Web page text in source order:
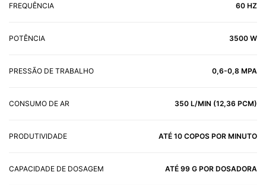
FREQUÊNCIA 60 HZ
POTÊNCIA 3500 W
PRESSÃO DE TRABALHO 0,6-0,8 MPA
CONSUMO DE AR 350 L/MIN (12,36 PCM)
PRODUTIVIDADE ATÉ 10 COPOS POR MINUTO
CAPACIDADE DE DOSAGEM ATÉ 99 G POR DOSADORA